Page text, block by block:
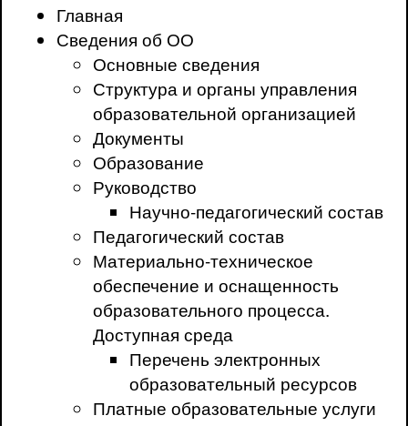
Главная
Сведения об ОО
Основные сведения
Структура и органы управления
образовательной организацией
Документы
Образование
Руководство
Научно-педагогический состав
Педагогический состав
Материально-техническое
обеспечение и оснащенность
образовательного процесса.
Доступная среда
Перечень электронных
образовательный ресурсов
Платные образовательные услуги